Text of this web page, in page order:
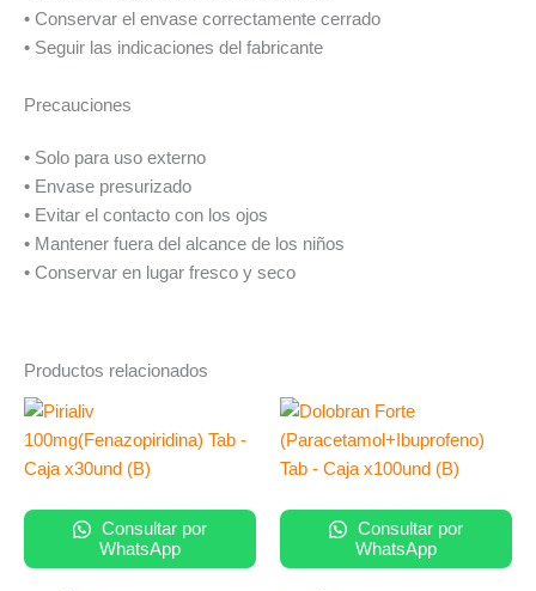
• Conservar el envase correctamente cerrado
• Seguir las indicaciones del fabricante
Precauciones
• Solo para uso externo
• Envase presurizado
• Evitar el contacto con los ojos
• Mantener fuera del alcance de los niños
• Conservar en lugar fresco y seco
Productos relacionados
Consultar por
WhatsApp
Consultar por
WhatsApp